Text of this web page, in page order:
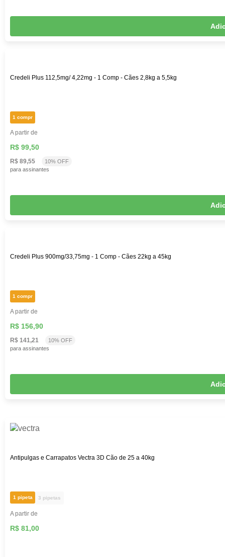
Credeli Plus 112,5mg/ 4,22mg - 1 Comp - Cães 2,8kg a 5,5kg
1 compr
A partir de
R$ 99,50
R$ 89,55
10% OFF
para assinantes
Credeli Plus 900mg/33,75mg - 1 Comp - Cães 22kg a 45kg
1 compr
A partir de
R$ 156,90
R$ 141,21
10% OFF
para assinantes
Antipulgas e Carrapatos Vectra 3D Cão de 25 a 40kg
1 pipeta 3 pipetas
A partir de
R$ 81,00